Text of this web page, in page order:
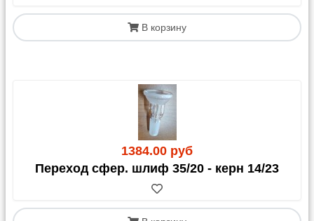
В корзину
1384.00 руб
Переход сфер. шлиф 35/20 - керн 14/23